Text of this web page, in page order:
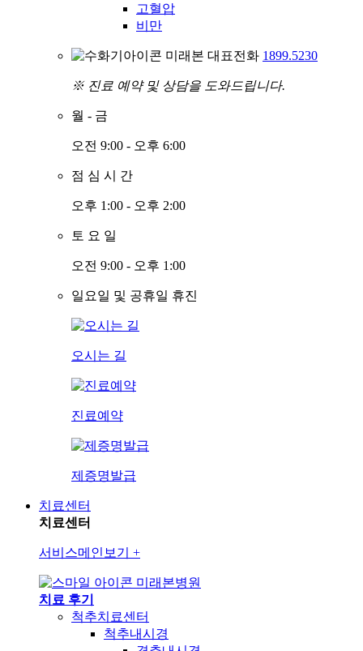
고혈압
비만
미래본 대표전화 1899.5230
※ 진료 예약 및 상담을 도와드립니다.
월 - 금
오전 9:00 - 오후 6:00
점 심 시 간
오후 1:00 - 오후 2:00
토 요 일
오전 9:00 - 오후 1:00
일요일 및 공휴일 휴진
오시는 길
진료예약
제증명발급
치료센터
치료센터
서비스메인보기 +
미래본병원
치료 후기
척추치료센터
척추내시경